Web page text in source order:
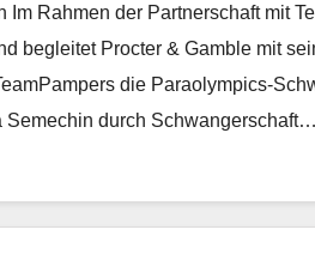
Im Rah­men der Part­ner­schaft mit
begleit­et Proc­ter & Gam­ble mit
die Paraolympics-
Semechin durch Schwanger­schaft…